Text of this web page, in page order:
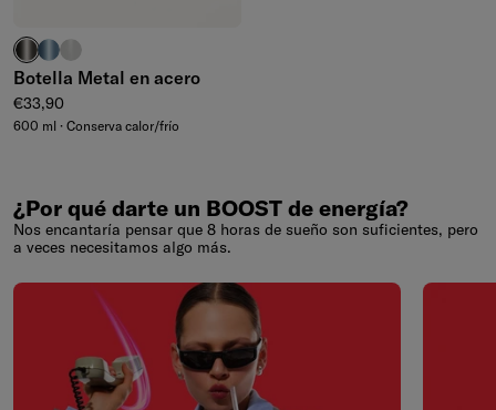
carbón cepillado
azul cepillado
gris pardo pulido
Botella Metal en acero
Precio normal
€33,90
600 ml · Conserva calor/frío
¿Por qué darte un BOOST de energía?
Nos encantaría pensar que 8 horas de sueño son suficientes, pero
a veces necesitamos algo más.